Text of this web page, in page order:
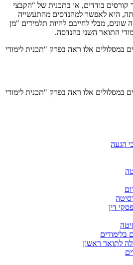
קורסים בודדים, או בתכנית של "הקבצי
היא לאפשר למהנדסים מהתעשייה
מבלי לחייבם להיות תלמידים "מן
התואר השני בהנדסה.
במסלולים אלו ראה בפרק "תכנית לימודי
במסלולים אלו ראה בפרק "תכנית לימודי
הגעה
דין
בלימודים
לתואר ראשון